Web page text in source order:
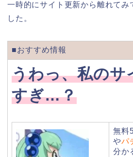
一時的にサイト更新から離れてみ
した。
■おすすめ情報
うわっ、私のサ
すぎ…？
無料
やパ
分か